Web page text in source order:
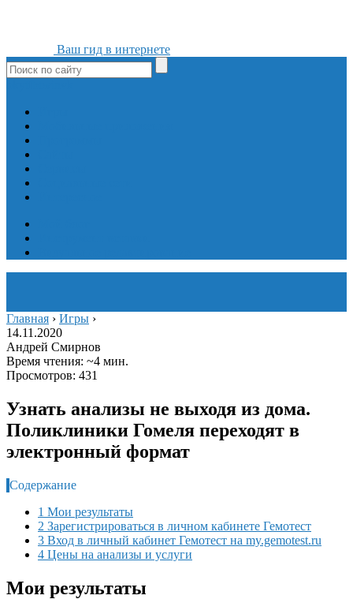
Ваш гид в интернете
Главная › Игры ›
14.11.2020
Андрей Смирнов
Время чтения: ~4 мин.
Просмотров: 431
Узнать анализы не выходя из дома.
Поликлиники Гомеля переходят в
электронный формат
Содержание
1 Мои результаты
2 Зарегистрироваться в личном кабинете Гемотест
3 Вход в личный кабинет Гемотест на my.gemotest.ru
4 Цены на анализы и услуги
Мои результаты